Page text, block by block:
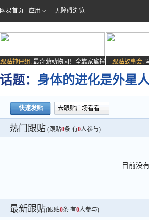
网易首页 应用 无障碍浏览
跟贴神评组: 最奇葩动物园！全靠家禽撑
场子
跟贴故事会:
话题： 身体的进化是外星
快速发贴 去跟贴广场看看
热门跟贴 (跟贴0条 有0人参与)
目前没
最新跟贴(跟贴0条 有0人参与)